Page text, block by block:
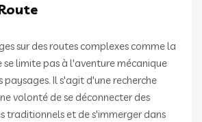
sur des routes complexes comme la
se limite pas à l'aventure mécanique
paysages. Il s'agit d'une recherche
volonté de se déconnecter des
traditionnels et de s'immerger dans